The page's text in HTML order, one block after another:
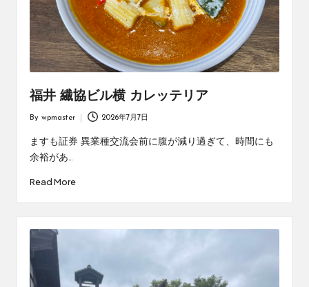
福井 繊協ビル横 カレッテリア
by
By wpmaster 2026年7月7日
ますも証券 異業種交流会前に腹が減り過ぎて、時間にも
余裕があ…
Read More